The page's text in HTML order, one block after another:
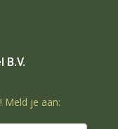
B.V.
Meld je aan: